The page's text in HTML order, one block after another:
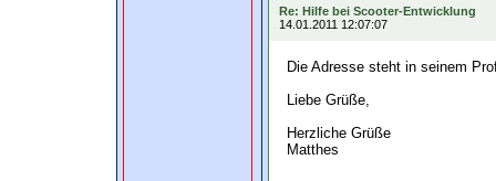
Re: Hilfe bei Scooter-Entwicklung
14.01.2011 12:07:07
Die Adresse steht in seinem
Liebe Grüße,
Herzliche Grüße
Matthes